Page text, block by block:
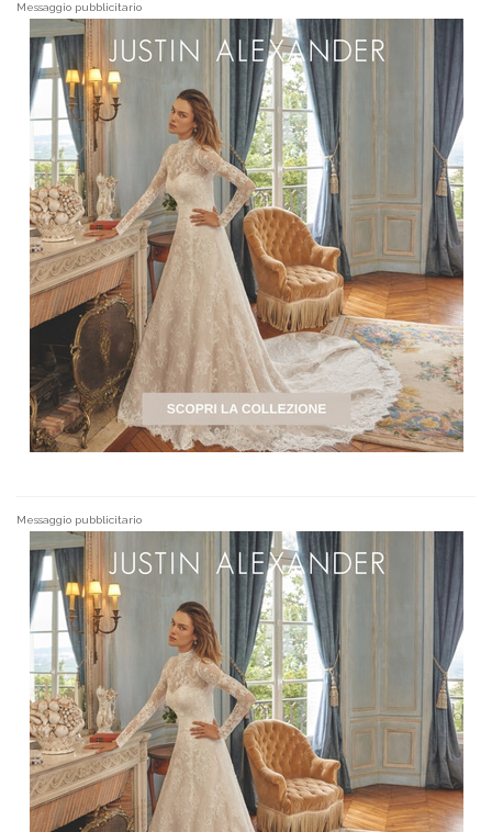
Messaggio pubblicitario
Messaggio pubblicitario